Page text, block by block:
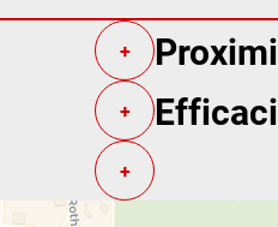
+
+
+